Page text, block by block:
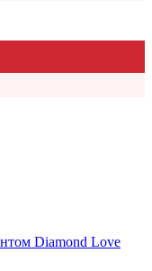
Diamond Love